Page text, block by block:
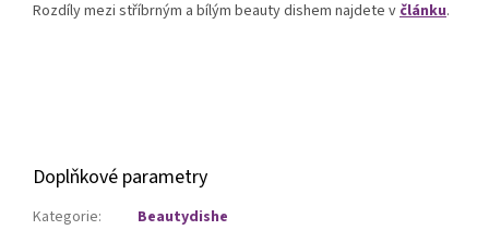
Rozdíly mezi stříbrným a bílým beauty dishem najdete včlánku.
Doplňkové parametry
Kategorie:
Beautydishe